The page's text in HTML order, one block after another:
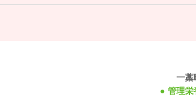
一藁
管理栄